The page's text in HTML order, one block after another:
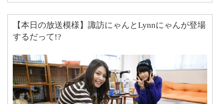
【本日の放送模様】諏訪にゃんとLynnにゃんが登場
するだって!?